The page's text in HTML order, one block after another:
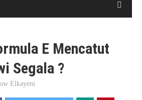
E Mencatut
Segala ?
Elkayeni